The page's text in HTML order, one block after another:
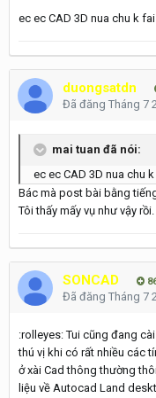
ec ec CAD 3D nua chu k
duongsatdn
Đã đăng Tháng 7
mai tuan đã nói:
ec ec CAD 3D nua chu
Bác mà post bài bằng
Tôi thấy mấy vụ như vậy
SONCAD
Đã đăng Tháng 7
:rolleyes: Tui cũng đang
thú vị khi có rất nhiều các
ở xài Cad thông thường
liệu về Autocad Land